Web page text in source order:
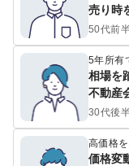
売り時
50代前
5年所有
相場を
不動産
30代後
高価格
価格変